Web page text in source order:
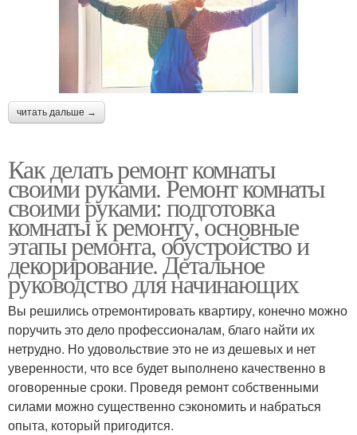
читать дальше →
Как делать ремонт комнаты
своими руками. Ремонт комнаты
своими руками: подготовка
комнаты к ремонту, основные
этапы ремонта, обустройство и
декорирование. Детальное
руководство для начинающих
Вы решились отремонтировать квартиру, конечно можно
поручить это дело профессионалам, благо найти их
нетрудно. Но удовольствие это не из дешевых и нет
уверенности, что все будет выполнено качественно в
оговоренные сроки. Проведя ремонт собственными
силами можно существенно сэкономить и набраться
опыта, который пригодится.